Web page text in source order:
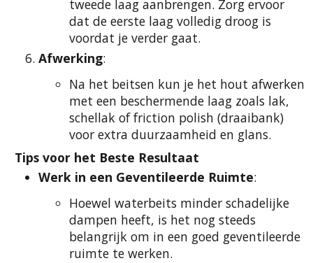
tweede laag aanbrengen. Zorg ervoor
dat de eerste laag volledig droog is
voordat je verder gaat.
Afwerking:
Na het beitsen kun je het hout afwerken
met een beschermende laag zoals lak,
schellak of friction polish (draaibank)
voor extra duurzaamheid en glans.
Tips voor het Beste Resultaat
Werk in een Geventileerde Ruimte:
Hoewel waterbeits minder schadelijke
dampen heeft, is het nog steeds
belangrijk om in een goed geventileerde
ruimte te werken.